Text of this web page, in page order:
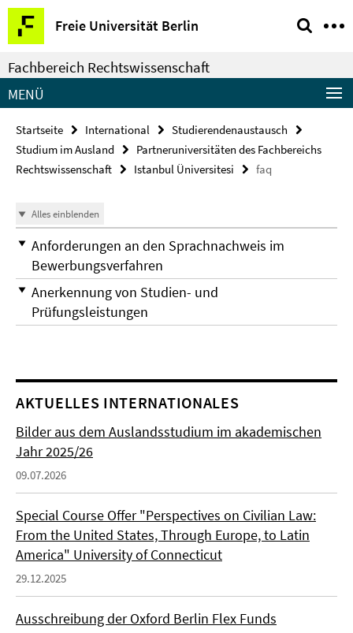
Springe
direkt
zu
Inhalt
Freie Universität Berlin
Service-
Navigation
Fachbereich Rechtswissenschaft
MENÜ
Startseite International
Studierendenaustausch
Studium im Ausland
Partneruniversitäten des Fachbereichs
Rechtswissenschaft
Istanbul Üniversitesi faq
Alles einblenden
Anforderungen an den Sprachnachweis im
Bewerbungsverfahren
Anerkennung von Studien- und
Prüfungsleistungen
AKTUELLES INTERNATIONALES
Bilder aus dem Auslandsstudium im akademischen
Jahr 2025/26
09.07.2026
Special Course Offer "Perspectives on Civilian Law:
From the United States, Through Europe, to Latin
America" University of Connecticut
29.12.2025
Ausschreibung der Oxford Berlin Flex Funds